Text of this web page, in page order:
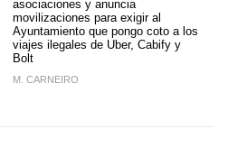
asociaciones y anuncia
movilizaciones para exigir al
Ayuntamiento que pongo coto a los
viajes ilegales de Uber, Cabify y
Bolt
M. CARNEIRO